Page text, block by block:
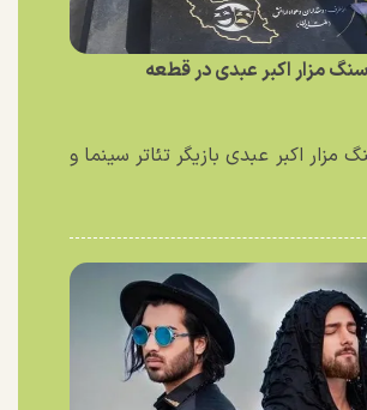
مزار اکبر عبدی در قطعه
مزار اکبر عبدی بازیگر تئاتر سینما و